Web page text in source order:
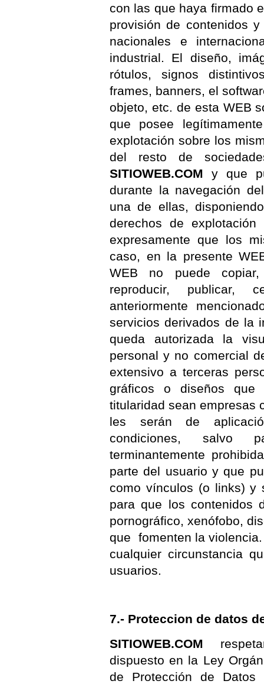
con las que haya firmado
provisión de contenidos
nacionales e
industrial. El diseño,
rótulos, signos
frames, banners, el
objeto, etc. de esta WEB
que posee
explotación sobre los
del resto de
SITIOWEB.COM y que
durante la navegación
una de ellas,
derechos de
expresamente que los
caso, en la presente
WEB no puede copiar,
reproducir, publicar,
anteriormente
servicios derivados de la
queda autorizada la
personal y no comercial
extensivo a terceras
gráficos o diseños que
titularidad sean empresas
les serán de
condiciones, salvo
terminantemente
parte del usuario y que
como vínculos (o links) y
para que los contenidos
pornográfico, xenófobo,
que fomenten la
cualquier circunstancia
usuarios.
7.- Proteccion de datos
SITIOWEB.COM
dispuesto en la Ley
de Protección de Datos